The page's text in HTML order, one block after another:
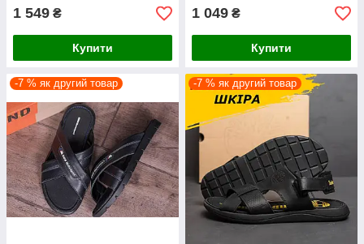
1 549 ₴
Купити
1 049 ₴
Купити
-7 % як другий товар -7 % як другий товар